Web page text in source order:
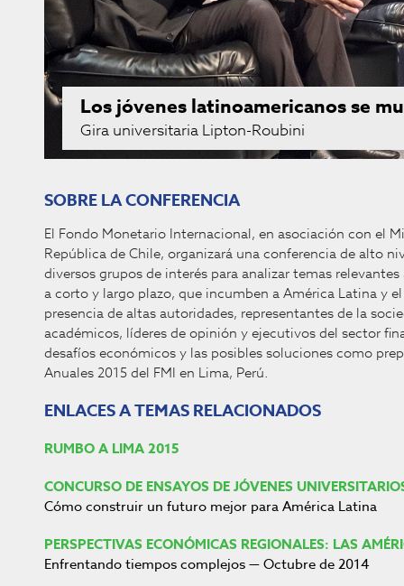
Los jóvenes latinoamericanos se
Gira universitaria Lipton-Roubini
SOBRE LA CONFERENCIA
El Fondo Monetario Internacional, en asociación con el
República de Chile, organizará una conferencia de alto
diversos grupos de interés para analizar temas
a corto y largo plazo, que incumben a América Latina y
presencia de altas autoridades, representantes de la
académicos, líderes de opinión y ejecutivos del sector
desafíos económicos y las posibles soluciones como
Anuales 2015 del FMI en Lima, Perú.
ENLACES A TEMAS RELACIONADOS
RUMBO A LIMA 2015
CONCURSO DE ENSAYOS DE JÓVENES
Cómo construir un futuro mejor para América Latina
PERSPECTIVAS ECONÓMICAS REGIONALES: LAS
Enfrentando tiempos complejos — Octubre de 2014